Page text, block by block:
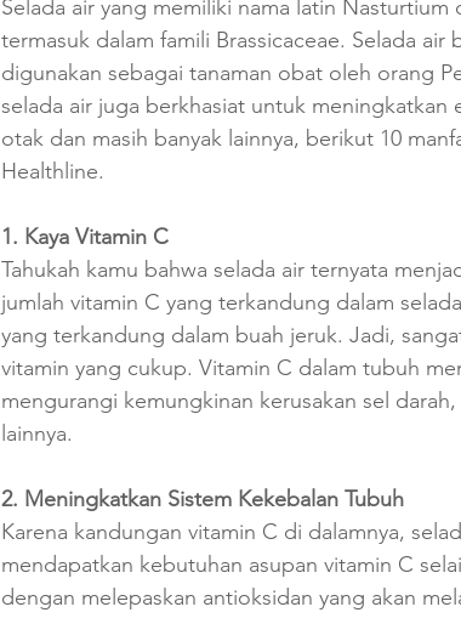
Selada air yang memiliki nama latin
termasuk dalam famili Brassicaceae. Selada air
digunakan sebagai tanaman obat oleh orang
selada air juga berkhasiat untuk
otak dan masih banyak lainnya, berikut 10
Healthline.
1. Kaya Vitamin C
Tahukah kamu bahwa selada air ternyata
jumlah vitamin C yang terkandung dalam
yang terkandung dalam buah jeruk. Jadi,
vitamin yang cukup. Vitamin C dalam tubuh
mengurangi kemungkinan kerusakan sel
lainnya.
2. Meningkatkan Sistem Kekebalan Tubuh
Karena kandungan vitamin C di dalamnya,
mendapatkan kebutuhan asupan vitamin C
dengan melepaskan antioksidan yang akan